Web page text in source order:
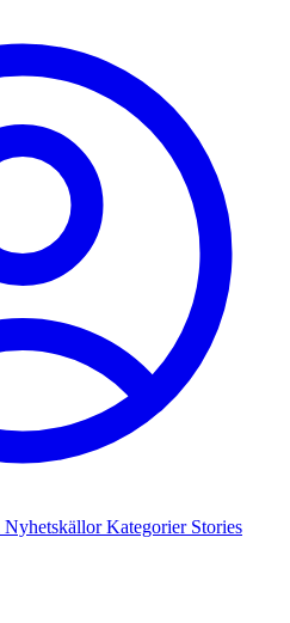
NyhetskällorKategorier Stories